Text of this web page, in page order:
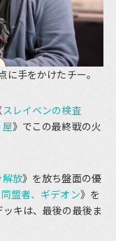
手をかけたチー。
スレイベンの検査
》でこの最終戦の火
放》を放ち盤面の優
盟者、ギデオン》を
キは、最後の最後ま